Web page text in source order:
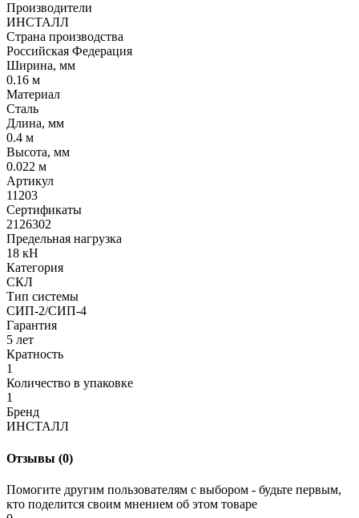
Производители
ИНСТАЛЛ
Страна производства
Российская Федерация
Ширина, мм
0.16 м
Материал
Сталь
Длина, мм
0.4 м
Высота, мм
0.022 м
Артикул
11203
Сертификаты
2126302
Предельная нагрузка
18 кН
Категория
СКЛ
Тип системы
СИП-2/СИП-4
Гарантия
5 лет
Кратность
1
Количество в упаковке
1
Бренд
ИНСТАЛЛ
Отзывы (0)
Помогите другим пользователям с выбором - будьте первым,
кто поделится своим мнением об этом товаре